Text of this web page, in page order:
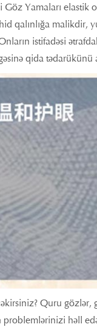
Göz Yamaları
qalınlığa malikdir,
istifadəsi
qida tədarükünü
Quru
həll